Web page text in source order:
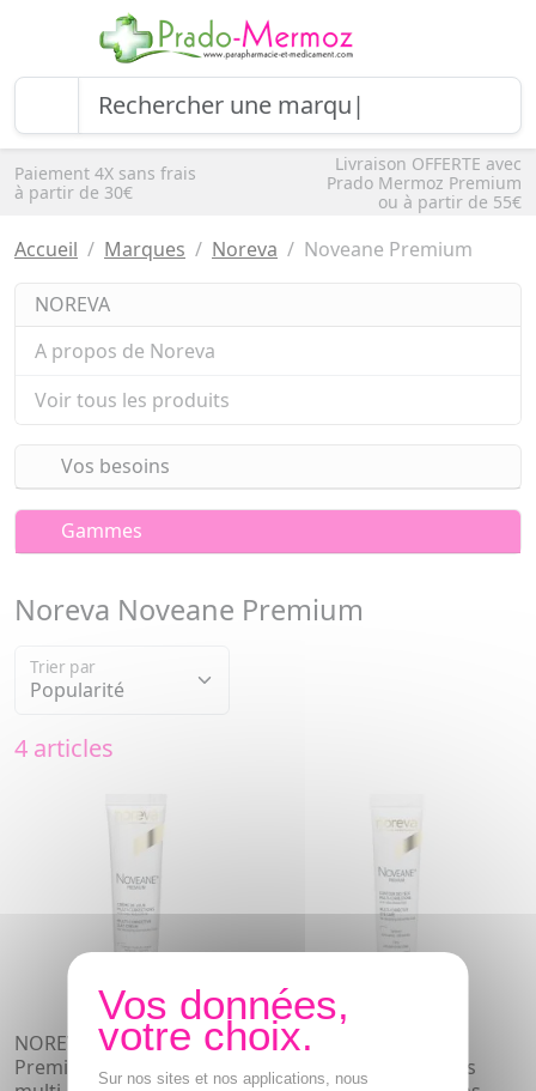
Paiement 4X sans frais
à partir de 30€
Livraison OFFERTE avec
Prado Mermoz Premium
ou à partir de 55€
Accueil Marques Noreva Noveane Premium
NOREVA
A propos de Noreva
Voir tous les produits
Vos besoins
Gammes
Noreva Noveane Premium
Trier par
4 articles
NOREVA Noveane
Premium crème de jour
NOREVA Noveane
Premium contour des
Sur nos sites et nos applications, nous